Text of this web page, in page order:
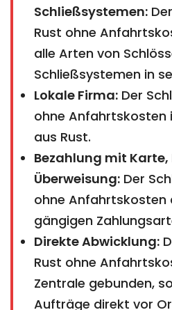
Schließsystemen:
Rust ohne
alle Arten von
Schließsystemen in
Lokale Firma: Der
ohne Anfahrtskosten
aus Rust.
Bezahlung mit
Überweisung: Der
ohne Anfahrtskosten
gängigen
Direkte Abwicklung:
Rust ohne
Zentrale gebunden,
Aufträge direkt vor